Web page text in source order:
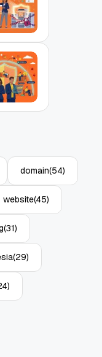
domain(54)
website(45)
(31)
(29)